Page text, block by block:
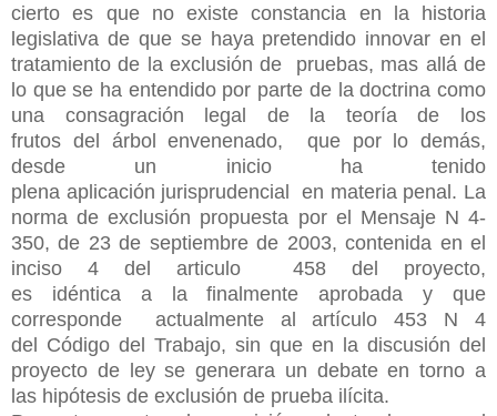
cierto es que no existe constancia en la historia
legislativa de que se haya pretendido innovar en el
tratamiento de la exclusión de pruebas, mas allá de
lo que se ha entendido por parte de la doctrina como
una consagración legal de la teoría de los
frutos del árbol envenenado, que por lo demás,
desde un inicio ha tenido
plena aplicación jurisprudencial en materia penal. La
norma de exclusión propuesta por el Mensaje N 4-
350, de 23 de septiembre de 2003, contenida en el
inciso 4 del articulo 458 del proyecto,
es idéntica a la finalmente aprobada y que
corresponde actualmente al artículo 453 N 4
del Código del Trabajo, sin que en la discusión del
proyecto de ley se generara un debate en torno a
las hipótesis de exclusión de prueba ilícita.